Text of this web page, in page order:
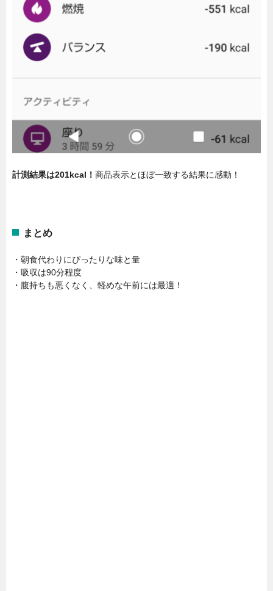
計測結果は201kcal！ 商品表示とほぼ一致する結果に感動！
まとめ
・朝食代わりにぴったりな味と量
・吸収は90分程度
・腹持ちも悪くなく、軽めな午前には最適！